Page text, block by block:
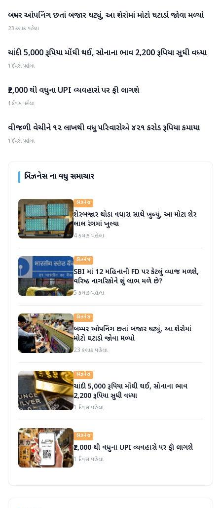
બિઝનેસ
બમ્પર ઓપનિંગ છતાં બજાર ઘટ્યું, આ શેરોમાં મોટો ઘટાડો જોવા મળ્યો
23 કલાક પહેલા
બિઝનેસ
ચાંદી 5,000 રૂપિયા મોંઘી થઈ, સોનાના ભાવ 2,200 રૂપિયા સુધી વધ્યા
1 દિવસ પહેલા
બિઝનેસ
₹2,000 થી વધુના UPI વ્યવહારો પર ફી લાગશે
1 દિવસ પહેલા
બિઝનેસ
વીજળી વેચીને ૧૨ લાખથી વધુ પરિવારોએ ૪૨૧ કરોડ રૂપિયા કમાયા
1 દિવસ પહેલા
બિઝનેસના વધુ સમાચાર
બિઝનેસ
શેરબજાર થોડા વધારા સાથે ખુલ્યું, આ મોટા શેર
લાલ રંગમાં ખુલ્યા
4 કલાક પહેલા
બિઝનેસ
SBI માં 12 મહિનાની FD પર કેટલું વ્યાજ મળશે,
વરિષ્ઠ નાગરિકોને શું લાભ મળે છે?
5 કલાક પહેલા
બિઝનેસ
બમ્પર ઓપનિંગ છતાં બજાર ઘટ્યું, આ શેરોમાં
મોટો ઘટાડો જોવા મળ્યો
23 કલાક પહેલા
બિઝનેસ
ચાંદી 5,000 રૂપિયા મોંઘી થઈ, સોનાના ભાવ
2,200 રૂપિયા સુધી વધ્યા
1 દિવસ પહેલા
બિઝનેસ
₹2,000 થી વધુના UPI વ્યવહારો પર ફી લાગશે
1 દિવસ પહેલા